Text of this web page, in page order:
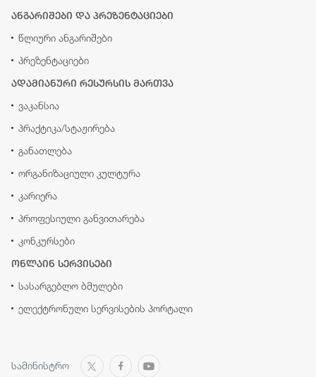
ანგარიშები და პრეზენტაციები
წლიური ანგარიშები
პრეზენტაციები
ადამიანური რესურსის მართვა
ვაკანსია
პრაქტიკა/სტაჟირება
განათლება
ორგანიზაციული კულტურა
კარიერა
პროფესიული განვითარება
კონკურსები
ონლაინ სერვისები
სასარგებლო ბმულები
ელექტრონული სერვისების პორტალი
სამინისტრო